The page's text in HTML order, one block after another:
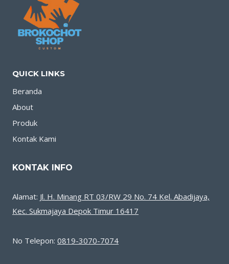
QUICK LINKS
Beranda
About
Produk
Kontak Kami
KONTAK INFO
Alamat: Jl. H. Minang RT 03/RW 29 No. 74 Kel. Abadijaya,
Kec. Sukmajaya Depok Timur 16417
No Telepon: 0819-3070-7074